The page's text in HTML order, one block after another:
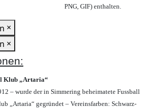
PNG, GIF) enthalten.
×
×
Klub „Artaria“
– wurde der in Simmering beheimatete Fussball
„Artaria“ gegründet – Vereinsfarben: Schwarz-